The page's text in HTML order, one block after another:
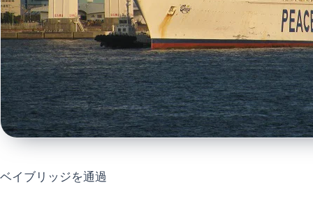
ベイブリッジを通過